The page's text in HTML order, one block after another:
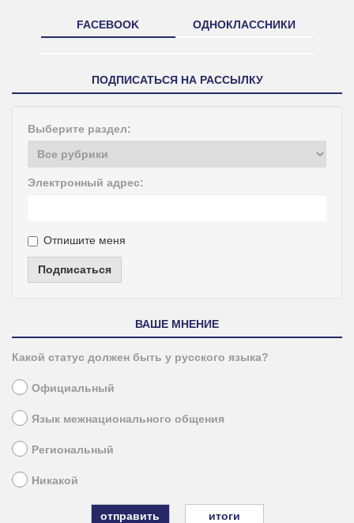
FACEBOOK ОДНОКЛАССНИКИ
ПОДПИСАТЬСЯ НА РАССЫЛКУ
Выберите раздел:
Электронный адрес:
Отпишите меня
Подписаться
ВАШЕ МНЕНИЕ
Какой статус должен быть у русского языка?
Официальный
Язык межнационального общения
Региональный
Никакой
итоги